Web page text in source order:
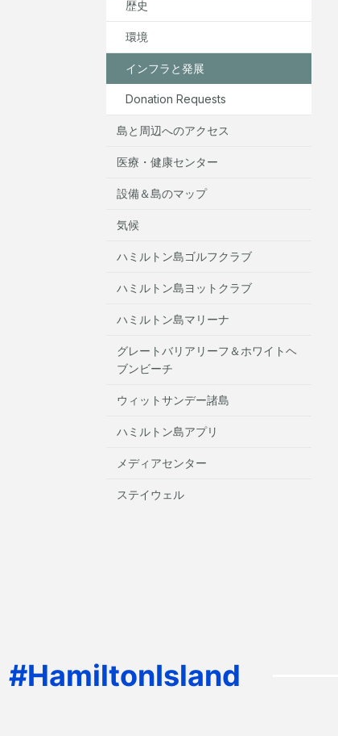
歴史
環境
インフラと発展
Donation Requests
島と周辺へのアクセス
医療・健康センター
設備＆島のマップ
気候
ハミルトン島ゴルフクラブ
ハミルトン島ヨットクラブ
ハミルトン島マリーナ
グレートバリアリーフ＆ホワイトヘ
ブンビーチ
ウィットサンデー諸島
ハミルトン島アプリ
メディアセンター
ステイウェル